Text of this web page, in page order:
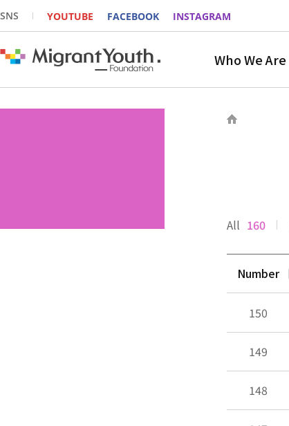
SNS YOUTUBE FACEBOOK INSTAGRAM
Who We Are
All 160
Number
150
149
148